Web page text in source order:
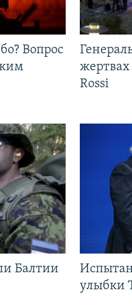
Вопрос
жертвах
Rossi
Балтии
улыбки